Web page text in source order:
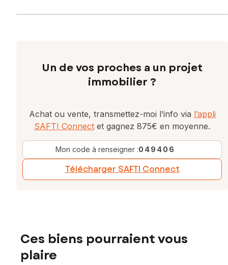
Un de vos proches a un projet
immobilier ?
Achat ou vente, transmettez-moi l’info via l’appli
SAFTI Connect et gagnez 875€ en moyenne.
Mon code à renseigner :049406
Télécharger SAFTI Connect
Ces biens pourraient vous
plaire